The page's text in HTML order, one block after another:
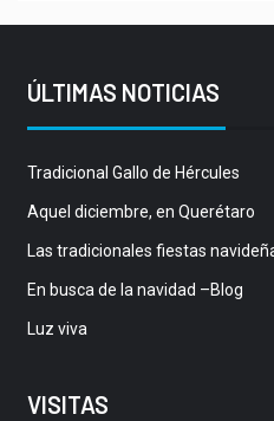
ÚLTIMAS NOTICIAS
Tradicional Gallo de Hércules
Aquel diciembre, en Querétaro
Las tradicionales fiestas
En busca de la navidad –Blog
Luz viva
VISITAS